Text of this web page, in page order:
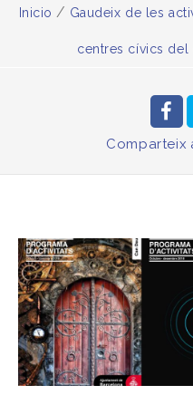
Inicio / Gaudeix de les
centres cívics del
Comparteix